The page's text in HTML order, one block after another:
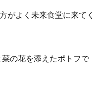
がよく未来食堂に来てく
の花を添えたポトフで